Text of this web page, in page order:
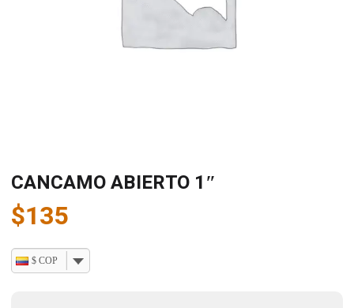
CANCAMO ABIERTO 1″
$135
$ COP